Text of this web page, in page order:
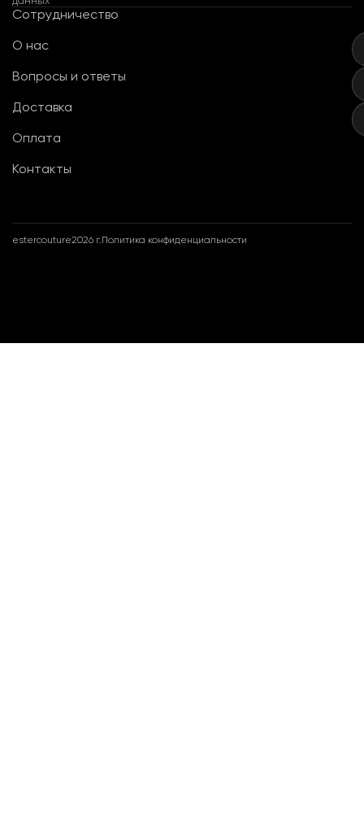
Сотрудничество
О нас
Вопросы и ответы
Доставка
Оплата
Контакты
estercouture2026 г. Политика конфиденциальности